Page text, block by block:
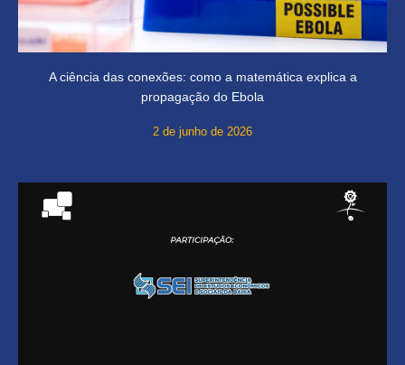
A ciência das conexões: como a matemática explica a
propagação do Ebola
2 de junho de 2026